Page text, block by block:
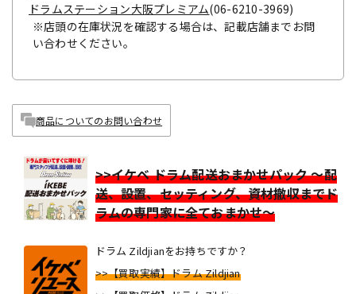
ドラムステーション大阪プレミアム(06-6210-3969)
※店頭の在庫状況を確認する場合は、記載店舗までお問
い合わせください。
商品についてのお問い合わせ
>>イケベ ドラム配送おまかせパック ～配
送、設置、セッティング、資材撤収までド
ラムの専門家に全ておまかせ～
ドラム Zildjianをお持ちですか？
>>【買取実績】ドラム Zildjian